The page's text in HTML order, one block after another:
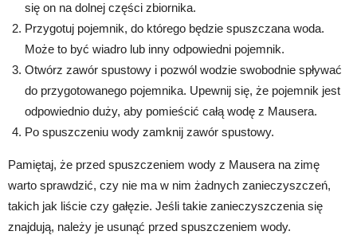
się on na dolnej części zbiornika.
Przygotuj pojemnik, do którego będzie spuszczana woda.
Może to być wiadro lub inny odpowiedni pojemnik.
Otwórz zawór spustowy i pozwól wodzie swobodnie spływać
do przygotowanego pojemnika. Upewnij się, że pojemnik jest
odpowiednio duży, aby pomieścić całą wodę z Mausera.
Po spuszczeniu wody zamknij zawór spustowy.
Pamiętaj, że przed spuszczeniem wody z Mausera na zimę
warto sprawdzić, czy nie ma w nim żadnych zanieczyszczeń,
takich jak liście czy gałęzie. Jeśli takie zanieczyszczenia się
znajdują, należy je usunąć przed spuszczeniem wody.